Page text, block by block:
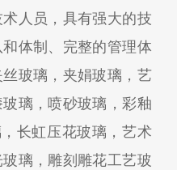
人员，具有强大的技
体制、完整的管理体
玻璃，夹娟玻璃，艺
璃，喷砂玻璃，彩釉
长虹压花玻璃，艺术
璃，雕刻雕花工艺玻